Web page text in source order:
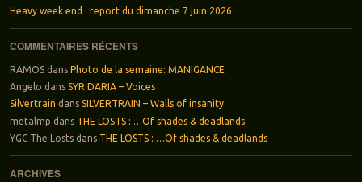
Heavy week end : report du dimanche 7 juin 2026
COMMENTAIRES RÉCENTS
RAMOSdans Photo de la semaine: MANIGANCE
Angelo dans SYR DARIA – Voices
Silvertrain dans SILVERTRAIN – Walls of insanity
metalmp dans THE LOSTS : …Of shades & deadlands
YGC The Lostsdans THE LOSTS : …Of shades & deadlands
ARCHIVES